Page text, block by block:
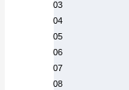
03
04
05
06
07
08